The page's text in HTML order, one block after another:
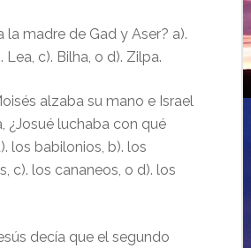
la madre de Gad y Aser? a).
Lea, c). Bilha, o d). Zilpa.
alzaba su mano e Israel
¿Josué luchaba con qué
los babilonios, b). los
c). los cananeos, o d). los
decía que el segundo